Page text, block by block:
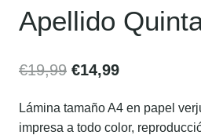
Apellido
€19,99 €14,99
Lámina tamaño A4 en papel
impresa a todo color,